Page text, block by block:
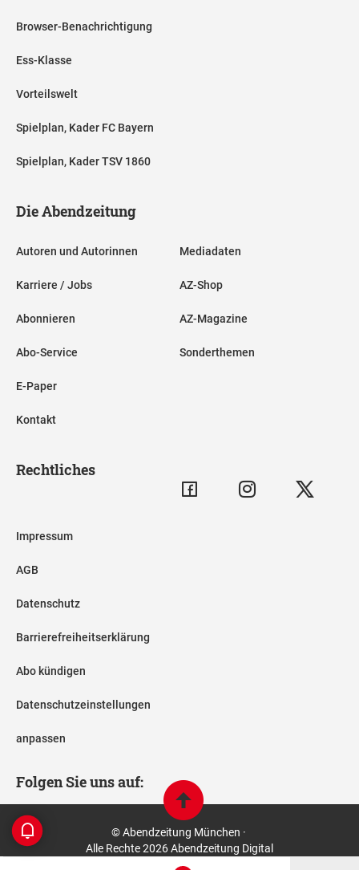
Browser-Benachrichtigung
Ess-Klasse
Vorteilswelt
Spielplan, Kader FC Bayern
Spielplan, Kader TSV 1860
Die Abendzeitung
Autoren und Autorinnen
Karriere / Jobs
Abonnieren
Abo-Service
E-Paper
Kontakt
Mediadaten
AZ-Shop
AZ-Magazine
Sonderthemen
Rechtliches
Impressum
AGB
Datenschutz
Barrierefreiheitserklärung
Abo kündigen
Datenschutzeinstellungen
anpassen
Folgen Sie uns auf:
© Abendzeitung München ·
Alle Rechte 2026 Abendzeitung Digital